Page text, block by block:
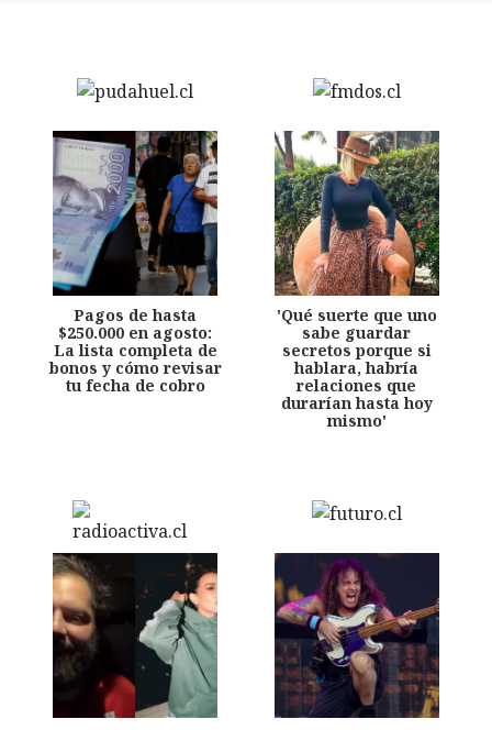
Pagos de hasta
$250.000 en agosto:
La lista completa de
bonos y cómo revisar
tu fecha de cobro
'Qué suerte que uno
sabe guardar
secretos porque si
hablara, habría
relaciones que
durarían hasta hoy
mismo'